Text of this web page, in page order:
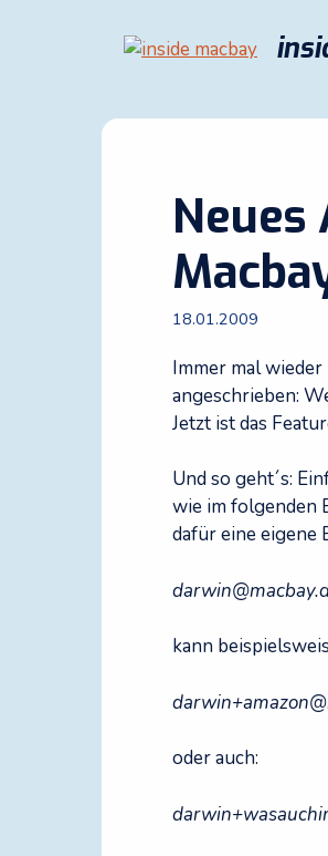
Neues
18.01.2009
Immer mal
angeschrieben:
Jetzt ist das
Und so geht´s:
wie im folgenden
dafür eine eigene
kann
oder auch: